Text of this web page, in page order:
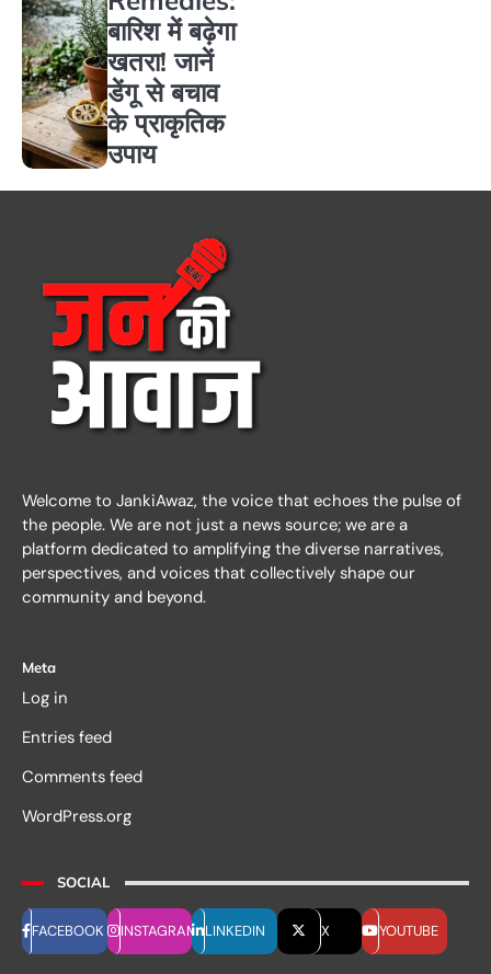
बारिश में बढ़ेगा
खतरा! जानें
डेंगू से बचाव
के प्राकृतिक
उपाय
Welcome to JankiAwaz, the voice that echoes the pulse of
the people. We are not just a news source; we are a
platform dedicated to amplifying the diverse narratives,
perspectives, and voices that collectively shape our
community and beyond.
Meta
Log in
Entries feed
Comments feed
WordPress.org
SOCIAL
FACEBOOK INSTAGRAM LINKEDIN X YOUTUBE